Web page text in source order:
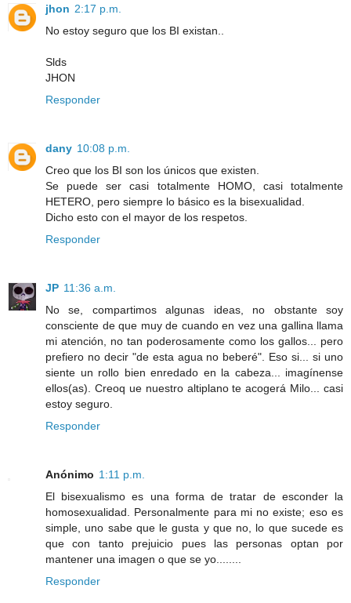
jhon 2:17 p.m.
No estoy seguro que los BI existan..
Slds
JHON
Responder
dany 10:08 p.m.
Creo que los BI son los únicos que existen.
Se puede ser casi totalmente HOMO, casi totalmente
HETERO, pero siempre lo básico es la bisexualidad.
Dicho esto con el mayor de los respetos.
Responder
JP 11:36 a.m.
No se, compartimos algunas ideas, no obstante soy
consciente de que muy de cuando en vez una gallina llama
mi atención, no tan poderosamente como los gallos... pero
prefiero no decir "de esta agua no beberé". Eso si... si uno
siente un rollo bien enredado en la cabeza... imagínense
ellos(as). Creoq ue nuestro altiplano te acogerá Milo... casi
estoy seguro.
Responder
Anónimo 1:11 p.m.
El bisexualismo es una forma de tratar de esconder la
homosexualidad. Personalmente para mi no existe; eso es
simple, uno sabe que le gusta y que no, lo que sucede es
que con tanto prejuicio pues las personas optan por
mantener una imagen o que se yo........
Responder